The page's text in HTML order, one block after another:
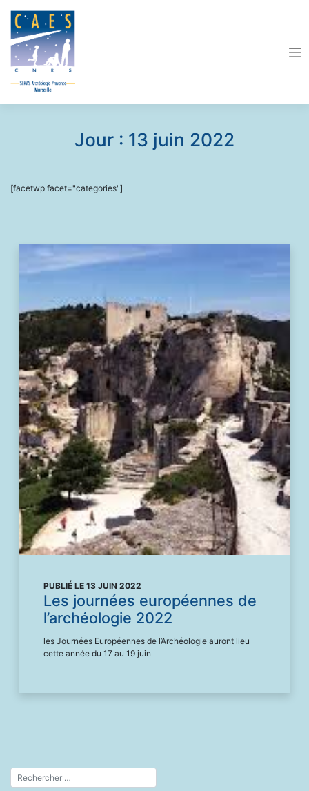
content
Jour : 13 juin 2022
[facetwp facet="categories"]
PUBLIÉ LE 13 JUIN 2022
Les journées européennes de
l’archéologie 2022
les Journées Européennes de l’Archéologie auront lieu
cette année du 17 au 19 juin